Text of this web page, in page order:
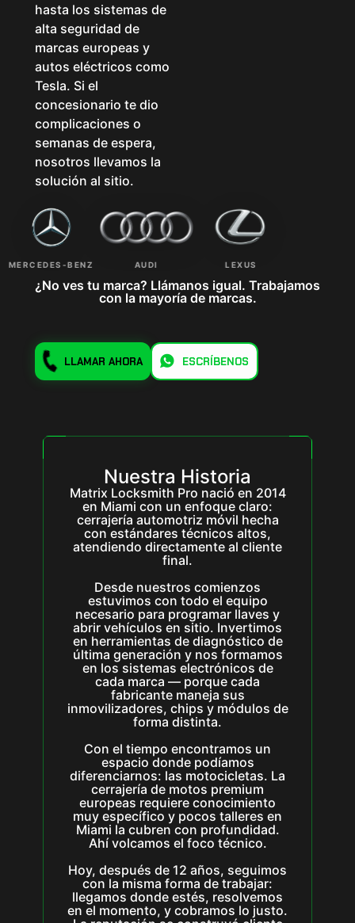
hasta los sistemas de
alta seguridad de
marcas europeas y
autos eléctricos como
Tesla. Si el
concesionario te dio
complicaciones o
semanas de espera,
nosotros llevamos la
solución al sitio.
MERCEDES-BENZ AUDI LEXUS
¿No ves tu marca? Llámanos igual. Trabajamos
con la mayoría de marcas.
LLAMAR AHORA ESCRÍBENOS
Nuestra Historia
Matrix Locksmith Pro nació en 2014
en Miami con un enfoque claro:
cerrajería automotriz móvil hecha
con estándares técnicos altos,
atendiendo directamente al cliente
final.
Desde nuestros comienzos
estuvimos con todo el equipo
necesario para programar llaves y
abrir vehículos en sitio. Invertimos
en herramientas de diagnóstico de
última generación y nos formamos
en los sistemas electrónicos de
cada marca — porque cada
fabricante maneja sus
inmovilizadores, chips y módulos de
forma distinta.
Con el tiempo encontramos un
espacio donde podíamos
diferenciarnos: las motocicletas. La
cerrajería de motos premium
europeas requiere conocimiento
muy específico y pocos talleres en
Miami la cubren con profundidad.
Ahí volcamos el foco técnico.
Hoy, después de 12 años, seguimos
con la misma forma de trabajar:
llegamos donde estés, resolvemos
en el momento, y cobramos lo justo.